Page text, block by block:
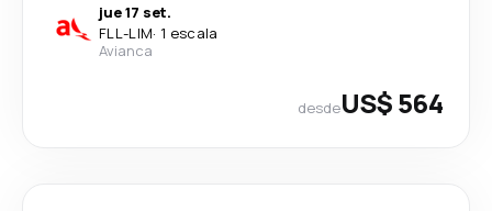
jue 17 set.
FLL-LIM· 1 escala
Avianca
desdeUS$ 564